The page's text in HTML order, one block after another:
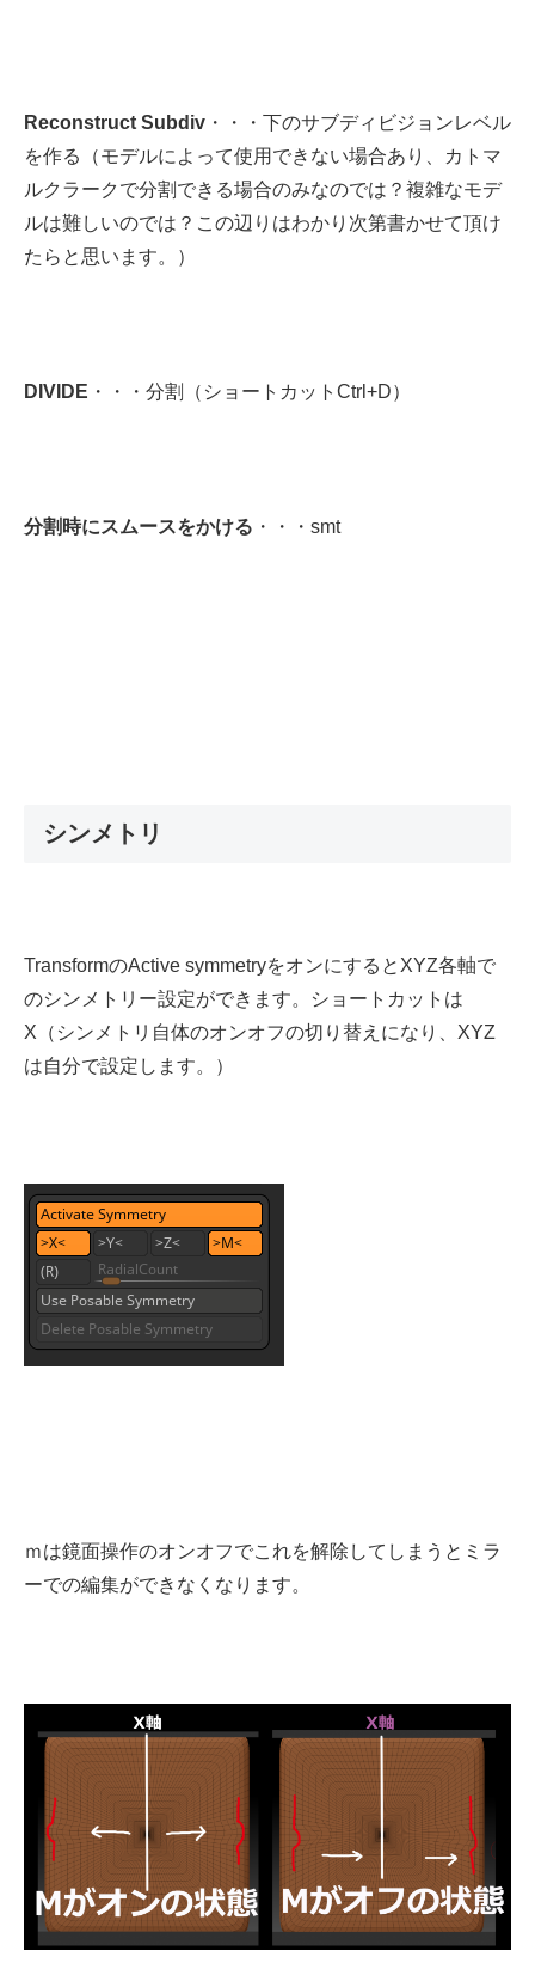
Reconstruct Subdiv ・・・下のサブディビジョンレベル
を作る（モデルによって使用できない場合あり、カトマ
ルクラークで分割できる場合のみなのでは？複雑なモデ
ルは難しいのでは？この辺りはわかり次第書かせて頂け
たらと思います。）
DIVIDE ・・・分割（ショートカットCtrl+D）
分割時にスムースをかける ・・・smt
シンメトリ
TransformのActive symmetryをオンにするとXYZ各軸で
のシンメトリー設定ができます。ショートカットは
X（シンメトリ自体のオンオフの切り替えになり、XYZ
は自分で設定します。）
ｍは鏡面操作のオンオフでこれを解除してしまうとミラ
ーでの編集ができなくなります。